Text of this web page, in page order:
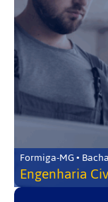
Formiga-MG •
Engenharia